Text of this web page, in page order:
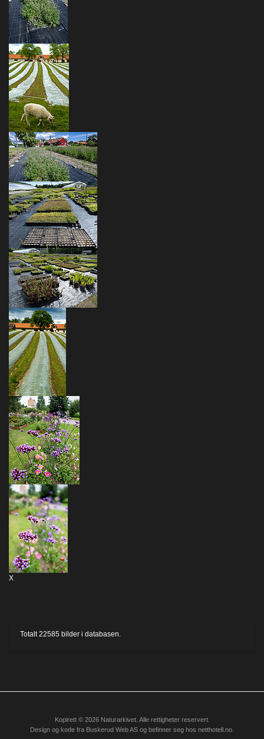
X
Totalt22585 bilder i databasen.
Kopirett © 2026 Naturarkivet. Alle rettigheter reservert.
Design og kode fra Buskerud Web AS og befinner seg hos netthotell.no